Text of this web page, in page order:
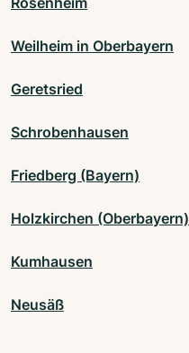
Weilheim in Oberbayern
Geretsried
Schrobenhausen
Friedberg (Bayern)
Holzkirchen (Oberbayern)
Kumhausen
Neusäß